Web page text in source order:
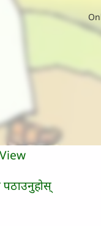
View
पठाउनुहोस्